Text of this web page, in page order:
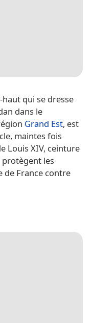
qui se dresse
dans le
Grand Est, est
maintes fois
Louis XIV, ceinture
les
de France contre